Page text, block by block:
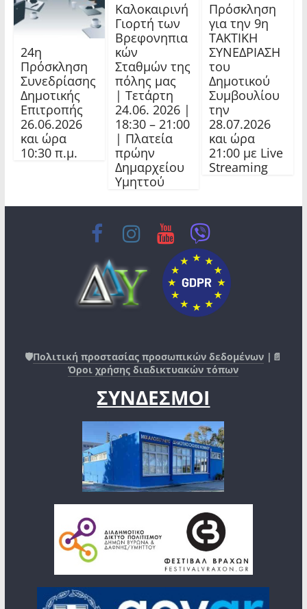
24η
Πρόσκληση
Συνεδρίασης
Δημοτικής
Επιτροπής
26.06.2026
και ώρα
10:30 π.μ.
Καλοκαιρινή
Γιορτή των
Βρεφονηπια
κών
Σταθμών της
πόλης μας
| Τετάρτη
24.06. 2026 |
18:30 – 21:00
| Πλατεία
πρώην
Δημαρχείου
Υμηττού
Πρόσκληση
για την 9η
ΤΑΚΤΙΚΗ
ΣΥΝΕΔΡΙΑΣΗ
του
Δημοτικού
Συμβουλίου
την
28.07.2026
και ώρα
21:00 με Live
Streaming
🛡️Πολιτική προστασίας προσωπικών δεδομένων |📄
Όροι χρήσης διαδικτυακών τόπων
ΣΥΝΔΕΣΜΟΙ